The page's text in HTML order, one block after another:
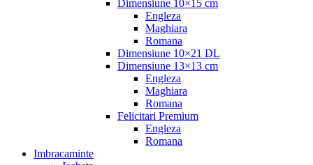
Dimensiune 10×15 cm
Engleza
Maghiara
Romana
Dimensiune 10×21 DL
Dimensiune 13×13 cm
Engleza
Maghiara
Romana
Felicitari Premium
Engleza
Romana
Imbracaminte